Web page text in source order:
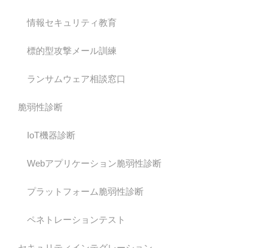
情報セキュリティ教育
標的型攻撃メール訓練
ランサムウェア相談窓口
脆弱性診断
IoT機器診断
Webアプリケーション脆弱性診断
プラットフォーム脆弱性診断
ペネトレーションテスト